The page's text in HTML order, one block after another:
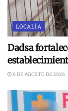
LOCALÍA
Dadsa
6 DE AGOSTO DE 2026